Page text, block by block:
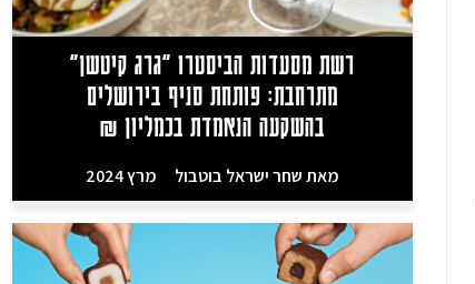
רשת מסעדות הביסטרו "גרג קיטשן"
מתרחבת: פותחת סניף בירושלים
בהשקעה הנאמדת בכמליון ₪
מאתשחר ישראל בוטבול מרץ 2024